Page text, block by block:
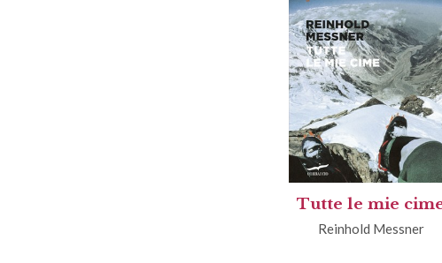
Tutte le mie
Reinhold Messner